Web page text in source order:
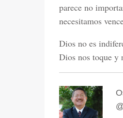
parece no
necesitamos
Dios no es
Dios nos toque y